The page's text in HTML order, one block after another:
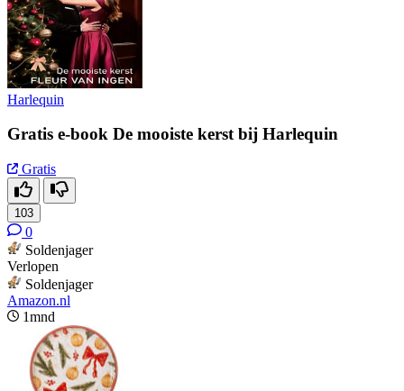
Harlequin
Gratis e-book ​De mooiste kerst bij Harlequin
Gratis
103
0
Soldenjager
Verlopen
Soldenjager
Amazon.nl
1mnd